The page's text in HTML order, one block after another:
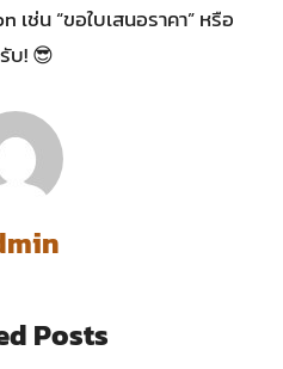
ช่น “ขอใบเสนอราคา” หรือ
บ! 😎
Posts